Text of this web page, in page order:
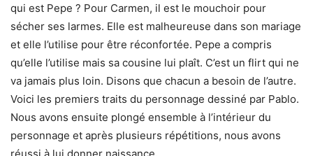
qui est Pepe ? Pour Carmen, il est le mouchoir pour
sécher ses larmes. Elle est malheureuse dans son mariage
et elle l’utilise pour être réconfortée. Pepe a compris
qu’elle l’utilise mais sa cousine lui plaît. C’est un flirt qui ne
va jamais plus loin. Disons que chacun a besoin de l’autre.
Voici les premiers traits du personnage dessiné par Pablo.
Nous avons ensuite plongé ensemble à l’intérieur du
personnage et après plusieurs répétitions, nous avons